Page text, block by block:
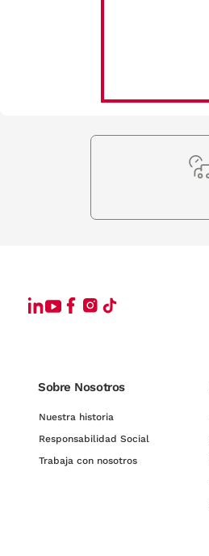
Sobre Nosotros
Nuestra historia
Responsabilidad Social
Trabaja con nosotros